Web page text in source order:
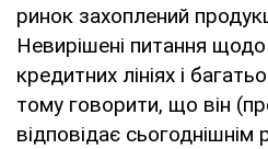
ринок захоплений
Невирішені питання щодо
кредитних лініях і
тому говорити, що він
відповідає сьогоднішнім